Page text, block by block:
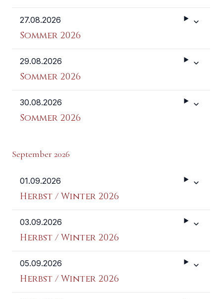
27.08.2026
Sommer 2026
Weitere
29.08.2026
Sommer 2026
Weitere
30.08.2026
Sommer 2026
Weitere
September 2026
01.09.2026
Herbst / Winter 2026
Weitere
03.09.2026
Herbst / Winter 2026
Weitere
05.09.2026
Herbst / Winter 2026
Weitere